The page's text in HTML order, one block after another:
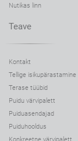
Nutikas linn
Teave
Kontakt
Tellige isikupärastamine
Terase tüübid
Puidu värvipalett
Puiduasendajad
Puiduhooldus
Konkreetne värvipalett